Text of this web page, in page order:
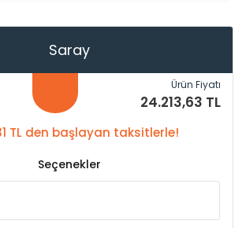
Saray
Ürün Fiyatı
24.213,63 TL
TL den başlayan taksitlerle!
Seçenekler